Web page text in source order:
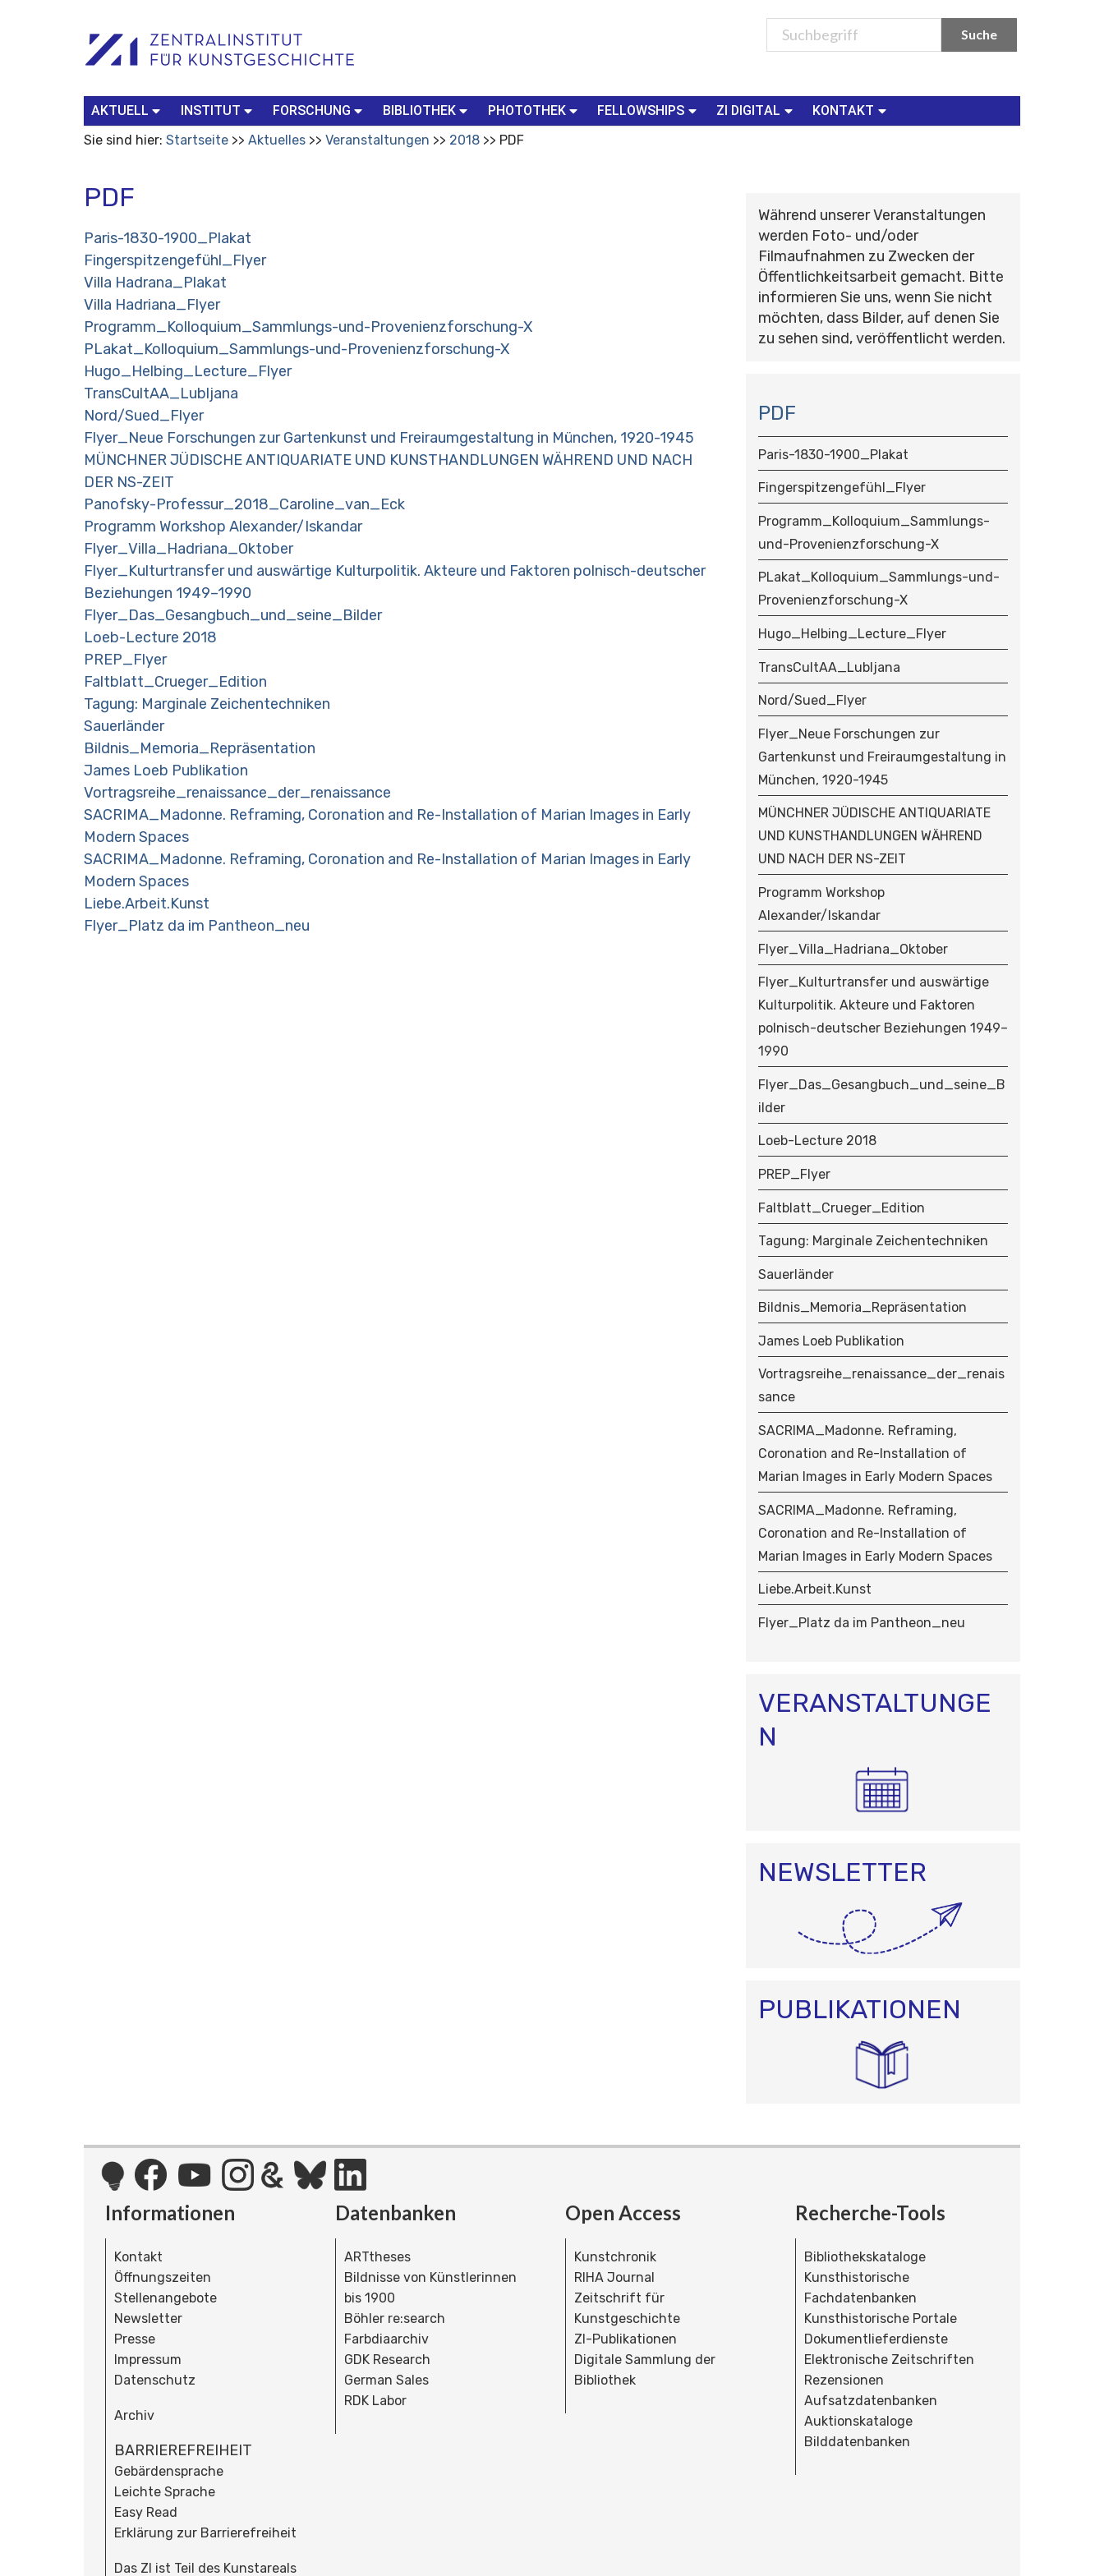
Werkzeuge
Search…
AKTUELL INSTITUT FORSCHUNG BIBLIOTHEK PHOTOTHEK FELLOWSHIPS ZI DIGITAL
KONTAKT
Sie sind hier: Startseite Aktuelles Veranstaltungen 2018 PDF
PDF
Paris-1830-1900_Plakat
Fingerspitzengefühl_Flyer
Villa Hadrana_Plakat
Villa Hadriana_Flyer
Programm_Kolloquium_Sammlungs-und-Provenienzforschung-X
PLakat_Kolloquium_Sammlungs-und-Provenienzforschung-X
Hugo_Helbing_Lecture_Flyer
TransCultAA_Lubljana
Nord/Sued_Flyer
Flyer_Neue Forschungen zur Gartenkunst und Freiraumgestaltung in München, 1920-1945
MÜNCHNER JÜDISCHE ANTIQUARIATE UND KUNSTHANDLUNGEN WÄHREND UND NACH
DER NS-ZEIT
Panofsky-Professur_2018_Caroline_van_Eck
Programm Workshop Alexander/Iskandar
Flyer_Villa_Hadriana_Oktober
Flyer_Kulturtransfer und auswärtige Kulturpolitik. Akteure und Faktoren polnisch-deutscher
Beziehungen 1949–1990
Flyer_Das_Gesangbuch_und_seine_Bilder
Loeb-Lecture 2018
PREP_Flyer
Faltblatt_Crueger_Edition
Tagung: Marginale Zeichentechniken
Sauerländer
Bildnis_Memoria_Repräsentation
James Loeb Publikation
Vortragsreihe_renaissance_der_renaissance
SACRIMA_Madonne. Reframing, Coronation and Re-Installation of Marian Images in Early
Modern Spaces
SACRIMA_Madonne. Reframing, Coronation and Re-Installation of Marian Images in Early
Modern Spaces
Liebe.Arbeit.Kunst
Flyer_Platz da im Pantheon_neu
Während unserer Veranstaltungen
werden Foto- und/oder
Filmaufnahmen zu Zwecken der
Öffentlichkeitsarbeit gemacht. Bitte
informieren Sie uns, wenn Sie nicht
möchten, dass Bilder, auf denen Sie
zu sehen sind, veröffentlicht werden.
A
V
I
G
A
T
I
O
N
PDF
Paris-1830-1900_Plakat
Fingerspitzengefühl_Flyer
Programm_Kolloquium_Sammlungs-
und-Provenienzforschung-X
PLakat_Kolloquium_Sammlungs-und-
Provenienzforschung-X
Hugo_Helbing_Lecture_Flyer
TransCultAA_Lubljana
Nord/Sued_Flyer
Flyer_Neue Forschungen zur
Gartenkunst und Freiraumgestaltung in
München, 1920-1945
MÜNCHNER JÜDISCHE ANTIQUARIATE
UND KUNSTHANDLUNGEN WÄHREND
UND NACH DER NS-ZEIT
Programm Workshop
Alexander/Iskandar
Flyer_Villa_Hadriana_Oktober
Flyer_Kulturtransfer und auswärtige
Kulturpolitik. Akteure und Faktoren
polnisch-deutscher Beziehungen 1949–
1990
Flyer_Das_Gesangbuch_und_seine_B
ilder
Loeb-Lecture 2018
PREP_Flyer
Faltblatt_Crueger_Edition
Tagung: Marginale Zeichentechniken
Sauerländer
Bildnis_Memoria_Repräsentation
James Loeb Publikation
Vortragsreihe_renaissance_der_renais
sance
SACRIMA_Madonne. Reframing,
Coronation and Re-Installation of
Marian Images in Early Modern Spaces
SACRIMA_Madonne. Reframing,
Coronation and Re-Installation of
Marian Images in Early Modern Spaces
Liebe.Arbeit.Kunst
Flyer_Platz da im Pantheon_neu
VERANSTALTUNGE
N
NEWSLETTER
PUBLIKATIONEN
Informationen
Kontakt
Öffnungszeiten
Stellenangebote
Newsletter
Presse
Impressum
Datenschutz
Archiv
BARRIEREFREIHEIT
Gebärdensprache
Leichte Sprache
Easy Read
Erklärung zur Barrierefreiheit
Das ZI ist Teil des Kunstareals
Datenbanken
ARTtheses
Bildnisse von Künstlerinnen
bis 1900
Böhler re:search
Farbdiaarchiv
GDK Research
German Sales
RDK Labor
Open Access
Kunstchronik
RIHA Journal
Zeitschrift für
Kunstgeschichte
ZI-Publikationen
Digitale Sammlung der
Bibliothek
Recherche-Tools
Bibliothekskataloge
Kunsthistorische
Fachdatenbanken
Kunsthistorische Portale
Dokumentlieferdienste
Elektronische Zeitschriften
Rezensionen
Aufsatzdatenbanken
Auktionskataloge
Bilddatenbanken